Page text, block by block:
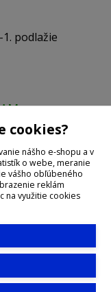
1. podlažie
cookies?
nášho e-shopu a v
o webe, meranie
vášho obľúbeného
reklám
na využitie cookies